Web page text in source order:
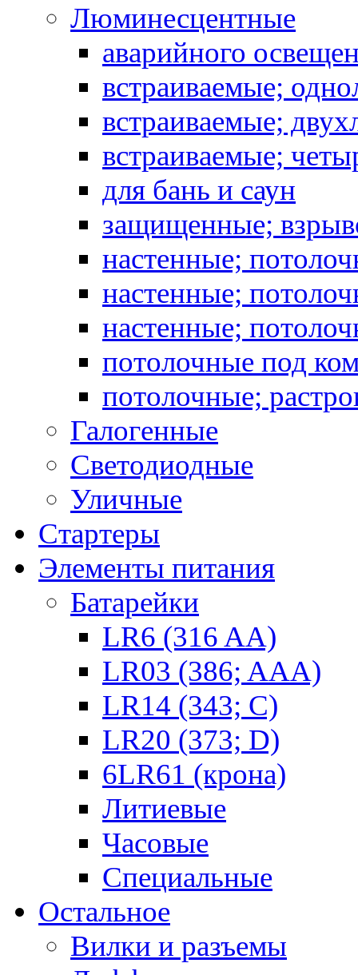
Люминесцентные
аварийного
встраиваемые;
встраиваемые;
встраиваемые;
для бань и саун
защищенные;
настенные;
настенные;
настенные;
потолочные под
потолочные;
Галогенные
Светодиодные
Уличные
Стартеры
Элементы питания
Батарейки
LR6 (316 AA)
LR03 (386; AAA)
LR14 (343; C)
LR20 (373; D)
6LR61 (крона)
Литиевые
Часовые
Специальные
Остальное
Вилки и разъемы